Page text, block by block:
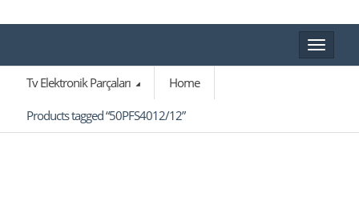
Toggle
Tv Elektronik Parçaları
Home
Products tagged “50PFS4012/12”